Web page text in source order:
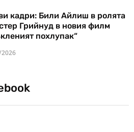
кадри: Били Айлиш в ролята
Грийнуд в новия филм
похлупак“